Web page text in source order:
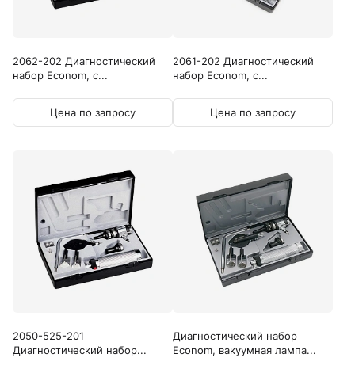
2062-202 Диагностический
набор Econom, с...
Цена по запросу
2061-202 Диагностический
набор Econom, с...
Цена по запросу
2050-525-201
Диагностический набор...
Диагностический набор
Econom, вакуумная лампа...